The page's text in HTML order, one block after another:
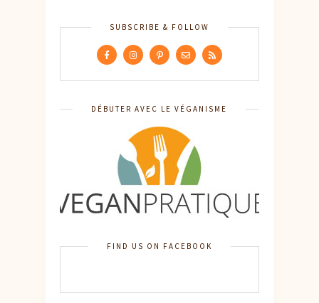
SUBSCRIBE & FOLLOW
DÉBUTER AVEC LE VÉGANISME
FIND US ON FACEBOOK